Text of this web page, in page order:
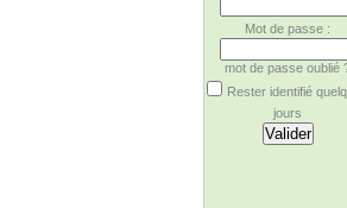
Mot de passe :
mot de passe oublié
Rester identifié
jours